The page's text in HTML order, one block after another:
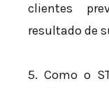
clientes
resultado de
5. Como o